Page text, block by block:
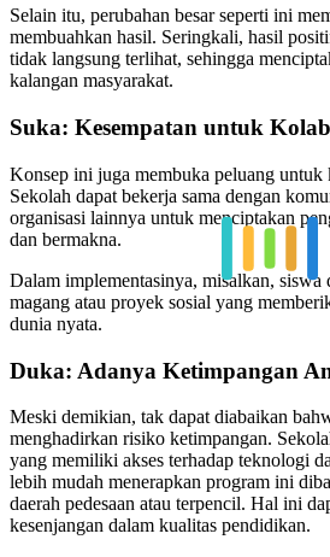
Selain itu, perubahan besar seperti ini
membuahkan hasil. Seringkali, hasil
tidak langsung terlihat, sehingga
kalangan masyarakat.
Suka: Kesempatan untuk
Konsep ini juga membuka peluang untuk
Sekolah dapat bekerja sama dengan
organisasi lainnya untuk menciptakan
dan bermakna.
Dalam implementasinya, misalkan, siswa
magang atau proyek sosial yang
dunia nyata.
Duka: Adanya Ketimpangan
Meski demikian, tak dapat diabaikan
menghadirkan risiko ketimpangan.
yang memiliki akses terhadap teknologi
lebih mudah menerapkan program ini
daerah pedesaan atau terpencil. Hal ini
kesenjangan dalam kualitas pendidikan.